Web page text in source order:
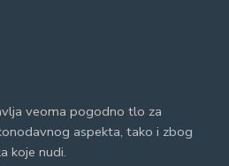
veoma pogodno tlo za
aspekta, tako i zbog
koje nudi.